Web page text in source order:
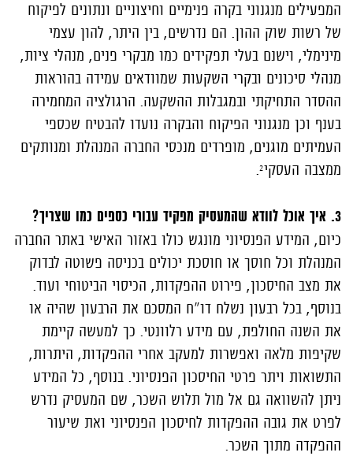
המפעילים מנגנוני בקרה פנימיים וחיצוניים ונתונים לפיקוח
של רשות שוק ההון. הם נדרשים, בין היתר, להון עצמי
מינימלי, וישנם בעלי תפקידים כמו מבקרי פנים, מנהלי ציות,
מנהלי סיכונים ובקרי השקעות שמוודאים עמידה בהוראות
ההסדר התחיקתי ובמגבלות ההשקעה. הרגולציה המחמירה
בענף וכן מנגנוני הפיקוח והבקרה נועדו להבטיח שכספי
העמיתים מוגנים, מופרדים מנכסי החברה המנהלת ומנותקים
ממצבה העסקי².
3. איך אוכל לוודא שהמעסיק מפקיד עבורי כספים כמו שצריך?
כיום, המידע הפנסיוני מונגש כולו באזור האישי באתר החברה
המנהלת וכל חוסך או חוסכת יכולים בכניסה פשוטה לבדוק
את מצב החיסכון, פירוט ההפקדות, הכיסוי הביטוחי ועוד.
בנוסף, בכל רבעון נשלח דו"ח המסכם את הרבעון שהיה או
את השנה החולפת, עם מידע רלוונטי. כך למעשה קיימת
שקיפות מלאה ואפשרות למעקב אחרי ההפקדות, היתרות,
התשואות ויתר פרטי החיסכון הפנסיוני. בנוסף, כל המידע
ניתן להשוואה גם אל מול תלוש השכר, שם המעסיק נדרש
לפרט את גובה ההפקדות לחיסכון הפנסיוני ואת שיעור
ההפקדה מתוך השכר.